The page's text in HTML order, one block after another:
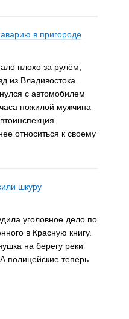
в пригороде
плохо за рулём,
из Владивостока.
с автомобилем
пожилой мужчина
относиться к своему
шкуру
уголовное дело по
в Красную книгу.
на берегу реки
полицейские теперь